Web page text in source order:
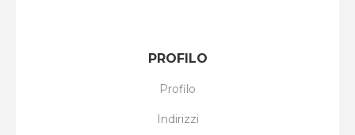
PROFILO
Profilo
Indirizzi